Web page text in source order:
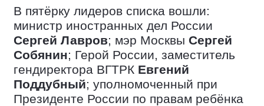
В пятёрку лидеров списка вошли:
министр иностранных дел России
Сергей Лавров; мэр Москвы Сергей
Собянин; Герой России, заместитель
гендиректора ВГТРК Евгений
Поддубный; уполномоченный при
Президенте России по правам ребёнка